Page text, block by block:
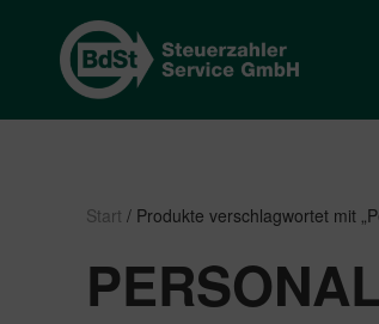
Start / Produkte verschlagwortet mit